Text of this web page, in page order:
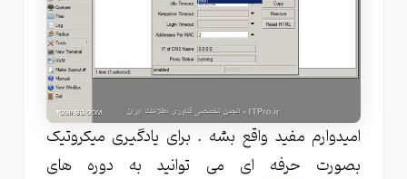
امیدوارم مفید واقع بشه . برای یادگیری میکروتیک
بصورت حرفه ای می توانید به دوره های